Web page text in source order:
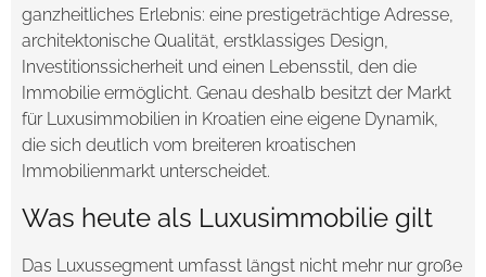
ganzheitliches Erlebnis: eine prestigeträchtige Adresse,
architektonische Qualität, erstklassiges Design,
Investitionssicherheit und einen Lebensstil, den die
Immobilie ermöglicht. Genau deshalb besitzt der Markt
für Luxusimmobilien in Kroatien eine eigene Dynamik,
die sich deutlich vom breiteren kroatischen
Immobilienmarkt unterscheidet.
Was heute als Luxusimmobilie gilt
Das Luxussegment umfasst längst nicht mehr nur große